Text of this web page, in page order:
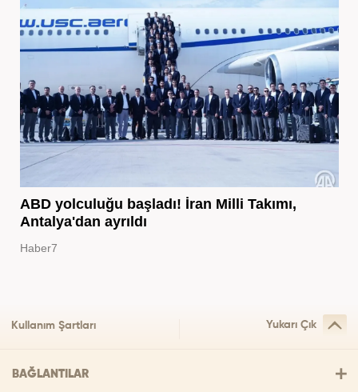
ABD yolculuğu başladı! İran Milli Takımı,
Antalya'dan ayrıldı
Haber7
Kullanım Şartları Yukarı Çık
BAĞLANTILAR